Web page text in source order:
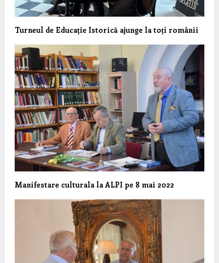
Turneul de Educație Istorică ajunge la toți românii
Manifestare culturala la ALPI pe 8 mai 2022